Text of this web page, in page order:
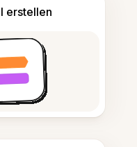
erstellen